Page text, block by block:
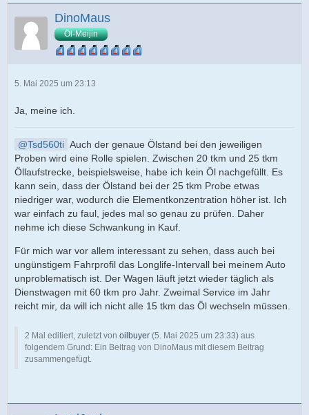
DinoMaus
Öl-Meijin
5. Mai 2025 um 23:13
Ja, meine ich.
Tsd560ti Auch der genaue Ölstand bei den jeweiligen
Proben wird eine Rolle spielen. Zwischen 20 tkm und 25 tkm
Öllaufstrecke, beispielsweise, habe ich kein Öl nachgefüllt. Es
kann sein, dass der Ölstand bei der 25 tkm Probe etwas
niedriger war, wodurch die Elementkonzentration höher ist. Ich
war einfach zu faul, jedes mal so genau zu prüfen. Daher
nehme ich diese Schwankung in Kauf.
Für mich war vor allem interessant zu sehen, dass auch bei
ungünstigem Fahrprofil das Longlife-Intervall bei meinem Auto
unproblematisch ist. Der Wagen läuft jetzt wieder täglich als
Dienstwagen mit 60 tkm pro Jahr. Zweimal Service im Jahr
reicht mir, da will ich nicht alle 15 tkm das Öl wechseln müssen.
2 Mal editiert, zuletzt von oilbuyer (5. Mai 2025 um 23:33) aus
folgendem Grund: Ein Beitrag von DinoMaus mit diesem Beitrag
zusammengefügt.